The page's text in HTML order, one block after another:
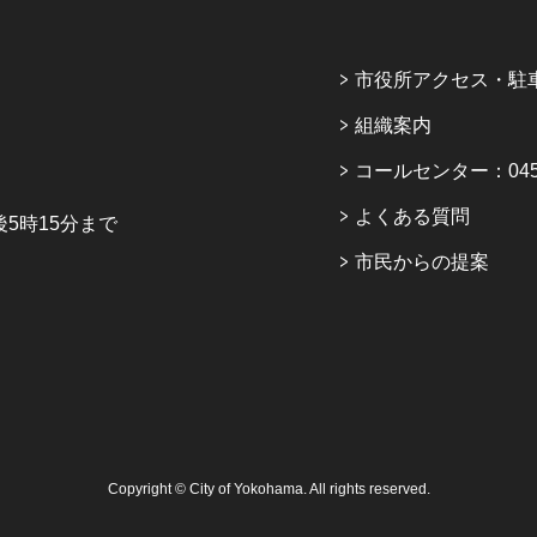
5時15分まで
市役所アクセス・駐
組織案内
コールセンター：
よくある質問
市民からの提案
Copyright © City of Yokohama. All rights reserved.